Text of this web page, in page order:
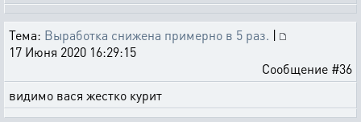
Тема: Выработка снижена примерно в 5 раз. |
17 Июня 2020 16:29:15
Сообщение #36
видимо вася жестко курит